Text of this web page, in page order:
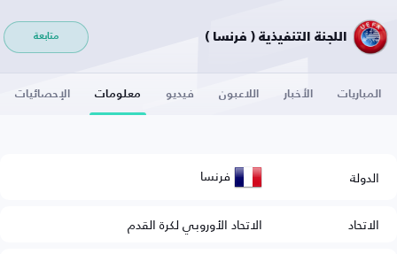
اللجنة التنفيذية ( فرنسا ) متابعة
المباريات الأخبار اللاعبون فيديو معلومات الإحصائيات
الدولة فرنسا
الاتحاد
الاتحاد الأوروبي لكرة القدم